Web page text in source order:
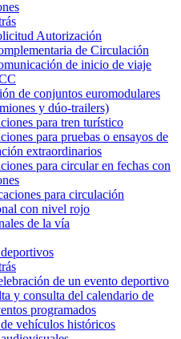
Autorización
de Circulación
de inicio de viaje
de conjuntos euromodulares
y dúo-trailers)
para tren turístico
para pruebas o ensayos de
extraordinarios
para circular en fechas con
para circulación
con nivel rojo
de la vía
de un evento deportivo
y consulta del calendario de
programados
vehículos históricos